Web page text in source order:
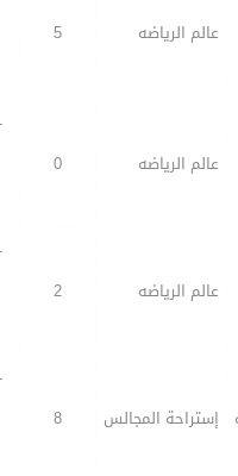
عالم الرياضه 5
عالم الرياضه 0
عالم الرياضه 2
إستراحة المجالس 8